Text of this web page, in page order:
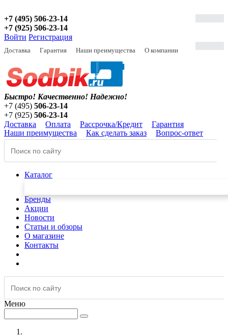
+7 (495) 506-23-14
+7 (925) 506-23-14
Войти Регистрация
Доставка Гарантия Наши преимущества О компании
Быстро! Качественно! Надежно!
+7 (495) 506-23-14
+7 (925) 506-23-14
Доставка
Оплата Рассрочка/Кредит
Гарантия
Наши преимущества
Как сделать заказ Вопрос-ответ
Каталог
Бренды
Акции
Новости
Статьи и обзоры
О магазине
Контакты
Меню